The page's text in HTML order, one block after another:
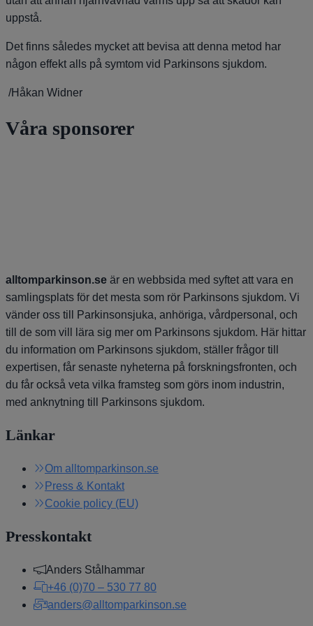
uppstå.
Det finns således mycket att bevisa att denna metod har
någon effekt alls på symtom vid Parkinsons sjukdom.
/Håkan Widner
Våra sponsorer
alltomparkinson.se är en webbsida med syftet att vara en
samlingsplats för det mesta som rör Parkinsons sjukdom. Vi
vänder oss till Parkinsonsjuka, anhöriga, vårdpersonal, och
till de som vill lära sig mer om Parkinsons sjukdom. Här hittar
du information om Parkinsons sjukdom, ställer frågor till
expertisen, får senaste nyheterna på forskningsfronten, och
du får också veta vilka framsteg som görs inom industrin,
med anknytning till Parkinsons sjukdom.
Länkar
Om alltomparkinson.se
Press & Kontakt
Cookie policy (EU)
Presskontakt
Anders Stålhammar
+46 (0)70 – 530 77 80
anders@alltomparkinson.se